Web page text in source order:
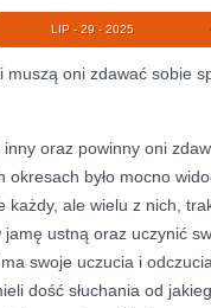
LIP - 29 - 2025
muszą oni zdawać sobie
oraz powinny oni
okresach było mocno
każdy, ale wielu z nich,
ustną oraz uczynić
swoje uczucia i
dość słuchania od